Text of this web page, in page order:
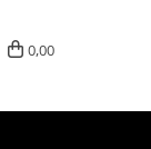
0,00